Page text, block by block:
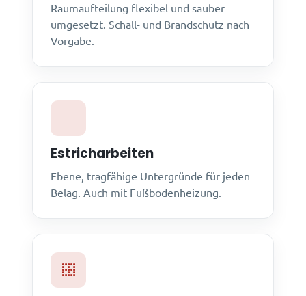
Raumaufteilung flexibel und sauber
umgesetzt. Schall- und Brandschutz nach
Vorgabe.
Estricharbeiten
Ebene, tragfähige Untergründe für jeden
Belag. Auch mit Fußbodenheizung.